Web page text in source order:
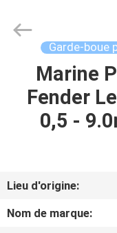
MAISON
VIDÉOS
Supply
Garde-boue
Marine
Fender
0,5 -
Lieu d'origine:
Nom de marque: